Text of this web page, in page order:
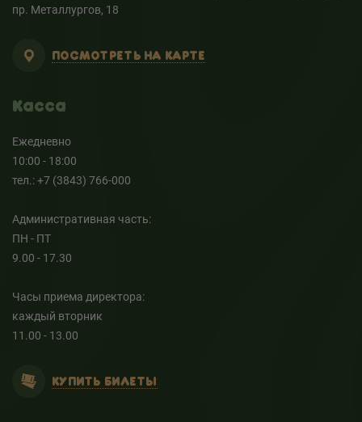
пр. Металлургов, 18
ПОСМОТРЕТЬ НА КАРТЕ
Касса
Ежедневно
10:00 - 18:00
тел.: +7 (3843) 766-000
Административная часть:
ПН - ПТ
9.00 - 17.30
Часы приема директора:
каждый вторник
11.00 - 13.00
КУПИТЬ БИЛЕТЫ